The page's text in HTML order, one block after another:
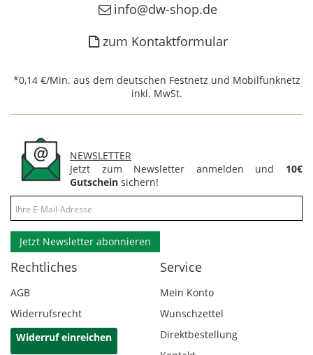
info@dw-shop.de
zum Kontaktformular
*0,14 €/Min. aus dem deutschen Festnetz und Mobilfunknetz
inkl. MwSt.
NEWSLETTER
Jetzt zum Newsletter anmelden und 10€
Gutschein sichern!
Jetzt Newsletter abonnieren
Rechtliches
AGB
Widerrufsrecht
Widerruf einreichen
Service
Mein Konto
Wunschzettel
Direktbestellung